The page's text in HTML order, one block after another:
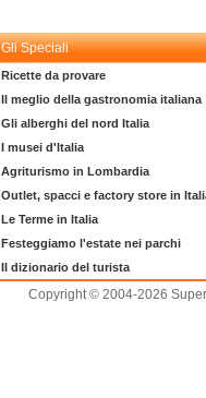
Gli Speciali
Ricette da provare
Il meglio della gastronomia italiana
Gli alberghi del nord Italia
I musei d'Italia
Agriturismo in Lombardia
Outlet, spacci e factory store in
Le Terme in Italia
Festeggiamo l'estate nei parchi
Il dizionario del turista
Copyright © 2004-2026